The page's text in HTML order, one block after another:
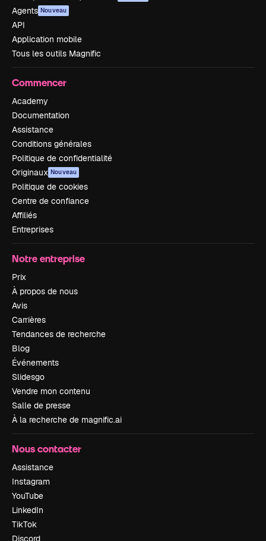
Agents Nouveau
API
Application mobile
Tous les outils Magnific
Commencer
Academy
Documentation
Assistance
Conditions générales
Politique de confidentialité
Originaux Nouveau
Politique de cookies
Centre de confiance
Affiliés
Entreprises
Notre entreprise
Prix
À propos de nous
Avis
Carrières
Tendances de recherche
Blog
Événements
Slidesgo
Vendre mon contenu
Salle de presse
À la recherche de magnific.ai
Nous contacter
Assistance
Instagram
YouTube
LinkedIn
TikTok
Discord